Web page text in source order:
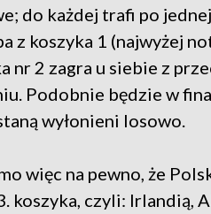
do każdej trafi po
z koszyka 1 (najwyżej
nr 2 zagra u siebie z
Podobnie będzie w
wyłonieni losowo.
więc na pewno, że
koszyka, czyli: Irlandią,